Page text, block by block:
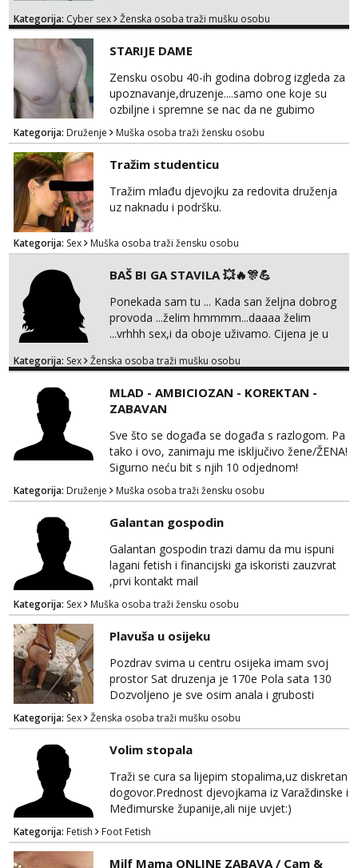
oglasu su MOJE❗ Instagram:
TELEGRAM: @MagdalenaMagy 👈
(ODGOVARAM JAKO BRZO TU I TU PISITE
AKO STE ZA ZABAVU)🔥 Moguće
verifkovanje prije zabave✅ JAVI MI SE I
ISPUNI SVOJE NAJVECE FANTAZIJE😈 CEKA...
Kategorija: Cyber sex Ženska osoba traži mušku osobu
STARIJE DAME
Zensku osobu 40-ih godina dobrog izgleda za
upoznavanje,druzenje....samo one koje su
ozbiljne i spremne se nac da ne gubimo
vrijeme!
Kategorija: Druženje Muška osoba traži žensku osobu
Tražim studenticu
Tražim mlađu djevojku za redovita druženja
uz naknadu i podršku.
Kategorija: Sex Muška osoba traži žensku osobu
BAŠ BI GA STAVILA 💥🔥🎊💪
Ponekada sam tu ... Kada san željna dobrog
provoda ...želim hmmmm...daaaa želim
...vrhhh sex,i da oboje uživamo. Cijena je u
Procjeni jesi li ti taj .?! Ja bi jednog ali
guza ... Javi se 🔥Samo na mail.
Kategorija: Sex Ženska osoba traži mušku osobu
MLAD - AMBICIOZAN - KOREKTAN -
ZABAVAN
Sve što se događa se događa s razlogom. Pa
tako i ovo, zanimaju me isključivo žene/ŽENA!
Sigurno neću bit s njih 10 odjednom!
Kategorija: Druženje Muška osoba traži žensku osobu
Galantan gospodin
Galantan gospodin trazi damu da mu ispuni
lagani fetish i financijski ga iskoristi zauzvrat
,prvi kontakt mail
Kategorija: Sex Muška osoba traži žensku osobu
Plavuša u osijeku
Pozdrav svima u centru osijeka imam svoj
prostor Sat druzenja je 170e Pola sata 130
Dozvoljeno je sve osim anala i grubosti
Prodajem i svoja videa ako nekog zanima Za
dogovor javite se na wocap 0919282417
Kategorija: Sex Ženska osoba traži mušku osobu
Volim stopala
Traži se cura sa lijepim stopalima,uz diskretan
dogovor.Prednost djevojkama iz Varaždinske i
Međimurske županije,ali nije uvjet:)
Kategorija: Fetish Foot Fetish
Milf Mama ONLINE ZABAVA / Cam &